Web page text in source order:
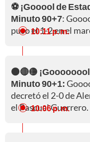
⚽ ¡Gooool de
Minuto 90+7:
puso el 1-2 en el
10:11 p. m.
⚫🔴🟡
Minuto 90+1:
decretó el 2-0 de
el Pascual Guerrero.
10:06 p. m.